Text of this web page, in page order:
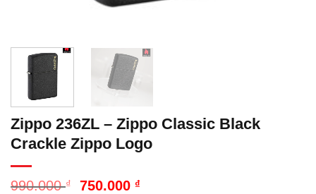
Zippo 236ZL – Zippo Classic Black
Crackle Zippo Logo
990.000₫
Giá
750.000 ₫